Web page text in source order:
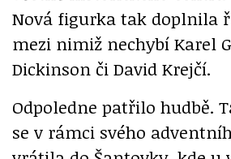
Nová figurka tak doplnila
mezi nimiž nechybí Karel
Dickinson či David Krejčí.
Odpoledne patřilo hudbě.
se v rámci svého